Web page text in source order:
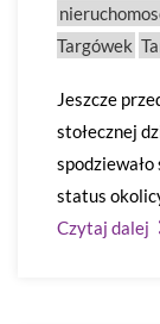
Targówek
Jeszcze
stołecznej
status
Czytaj dalej